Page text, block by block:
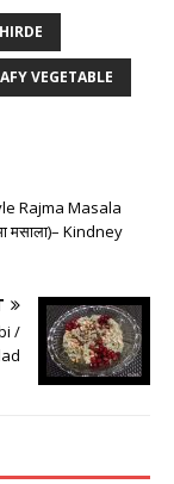
VEGETABLE
Rajma Masala
मसाला)– Kindney
/